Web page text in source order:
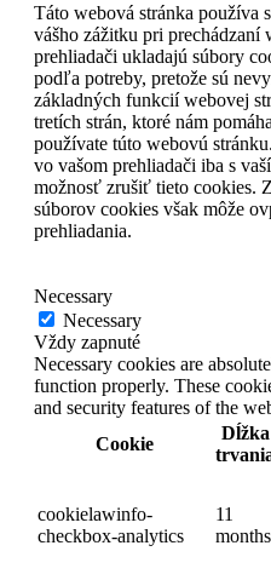
Táto webová stránka používa
vášho zážitku pri prechádzaní
prehliadači ukladajú súbory
podľa potreby, pretože sú
základných funkcií webovej
tretích strán, ktoré nám
používate túto webovú
vo vašom prehliadači iba s
možnosť zrušiť tieto cookies.
súborov cookies však môže
prehliadania.
Necessary
Necessary
Vždy zapnuté
Necessary cookies are
function properly. These
and security features of the
Cookie
Dĺžka
cookielawinfo-
checkbox-analytics
11
months